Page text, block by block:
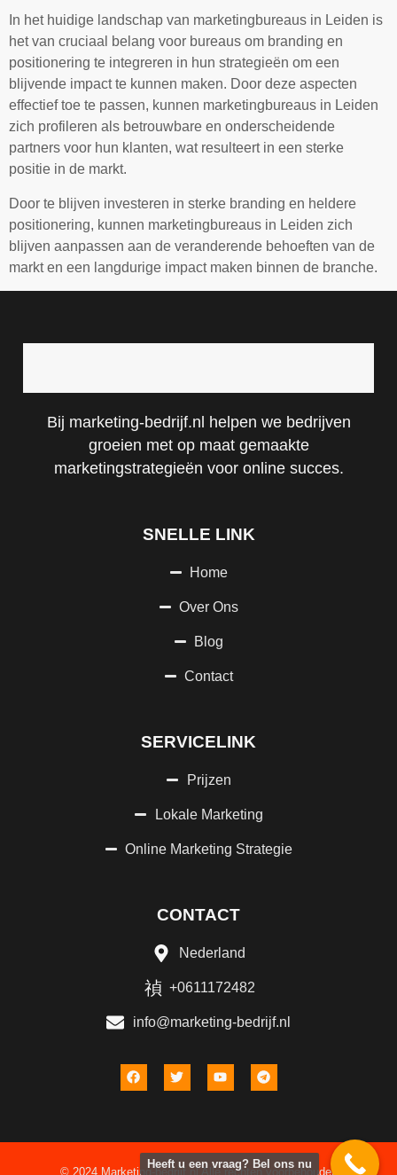
In het huidige landschap van marketingbureaus in Leiden is
het van cruciaal belang voor bureaus om branding en
positionering te integreren in hun strategieën om een
blijvende impact te kunnen maken. Door deze aspecten
effectief toe te passen, kunnen marketingbureaus in Leiden
zich profileren als betrouwbare en onderscheidende
partners voor hun klanten, wat resulteert in een sterke
positie in de markt.
Door te blijven investeren in sterke branding en heldere
positionering, kunnen marketingbureaus in Leiden zich
blijven aanpassen aan de veranderende behoeften van de
markt en een langdurige impact maken binnen de branche.
Bij marketing-bedrijf.nl helpen we bedrijven
groeien met op maat gemaakte
marketingstrategieën voor online succes.
SNELLE LINK
Home
Over Ons
Blog
Contact
SERVICELINK
Prijzen
Lokale Marketing
Online Marketing Strategie
CONTACT
Nederland
+0611172482
info@marketing-bedrijf.nl
© 2024 Marketing-bedrijf.nl Alle rechten voorbehouden
Heeft u een vraag? Bel ons nu